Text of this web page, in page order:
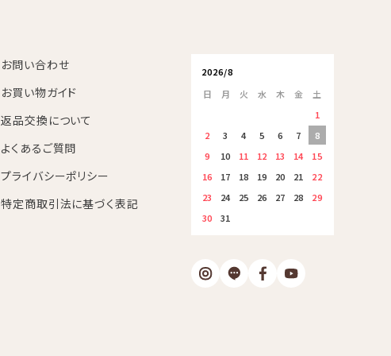
お問い合わせ
お買い物ガイド
返品交換について
よくあるご質問
プライバシーポリシー
特定商取引法に基づく表記
2026/8
日
月 火 水 木 金
土
1
2
3 4 5 6 7
8
9
10 11 12 13 14
15
16
17 18 19 20 21
22
23
24 25 26 27 28
29
30
31